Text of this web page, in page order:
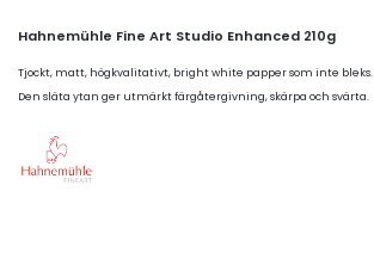
Hahnemühle Fine Art Studio Enhanced 210g
Tjockt, matt, högkvalitativt, bright white papper som inte bleks.
Den släta ytan ger utmärkt färgåtergivning, skärpa och svärta.